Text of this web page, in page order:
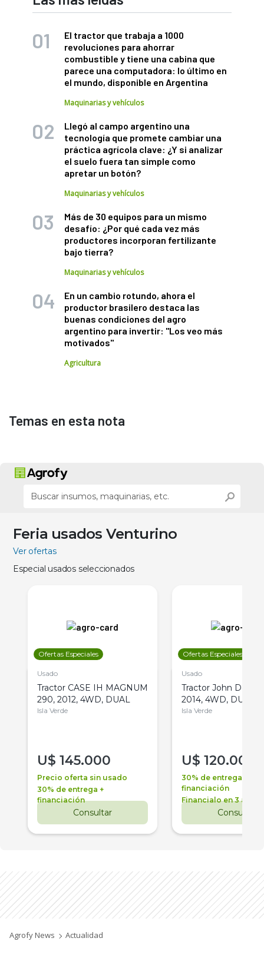
El tractor que trabaja a 1000
revoluciones para ahorrar
combustible y tiene una cabina que
parece una computadora: lo último en
el mundo, disponible en Argentina
Maquinarias y vehículos
Llegó al campo argentino una
tecnología que promete cambiar una
práctica agrícola clave: ¿Y si analizar
el suelo fuera tan simple como
apretar un botón?
Maquinarias y vehículos
Más de 30 equipos para un mismo
desafío: ¿Por qué cada vez más
productores incorporan fertilizante
bajo tierra?
Maquinarias y vehículos
En un cambio rotundo, ahora el
productor brasilero destaca las
buenas condiciones del agro
argentino para invertir: "Los veo más
motivados"
Agricultura
Temas en esta nota
Feria usados Venturino
Ver ofertas
Especial usados seleccionados
Ofertas Especiales
Usado
Tractor CASE IH MAGNUM
290, 2012, 4WD, DUAL
Isla Verde
U$ 145.000
Precio oferta sin usado
30% de entrega +
financiación
Consultar
Ofertas Especiales
Usado
Tractor John Deere
2014, 4WD, DUAL
Isla Verde
U$ 120.000
30% de entrega +
financiación
Financialo en 3 años
Consultar
Agrofy News Actualidad